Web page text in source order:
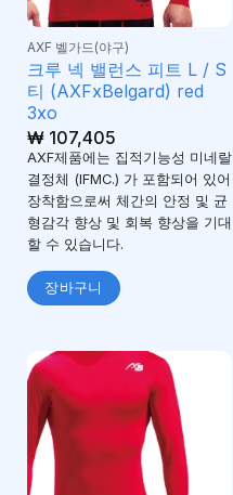
AXF 벨가드(야구)
크루 넥 밸런스 피트 L / S
티 (AXFxBelgard) red
3xo
₩107,405
AXF제품에는 집적기능성 미네랄
결정체 (IFMC.) 가 포함되어 있어
장착함으로써 체간의 안정 및 균
형감각 향상 및 회복 향상을 기대
할 수 있습니다.
장바구니